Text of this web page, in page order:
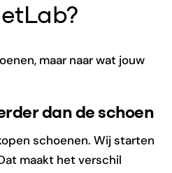
maar naar wat jouw
dan de schoen
schoenen. Wij starten
maakt het verschil